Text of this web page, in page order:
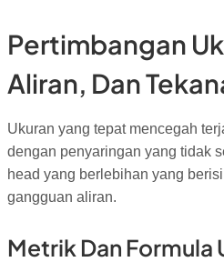
Pertimbangan
Aliran, Dan
Ukuran yang tepat mencegah
dengan penyaringan yang tidak
head yang berlebihan yang
gangguan aliran.
Metrik Dan Formula